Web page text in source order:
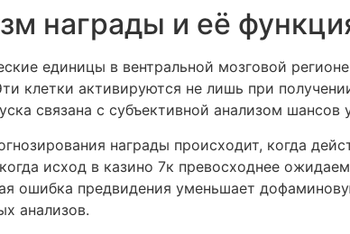
награды и её
единицы в вентральной мозговой
клетки активируются не лишь при
связана с субъективной анализом шансов
награды происходит, когда
исход в казино 7к превосходнее
ошибка предвидения уменьшает
анализов.